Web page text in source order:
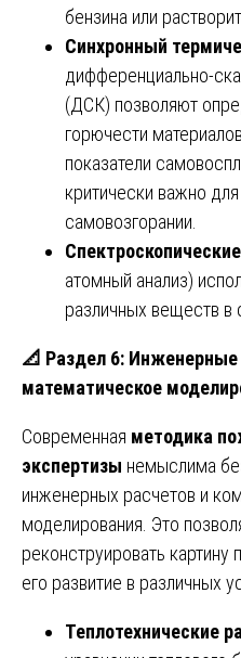
бензина или
Синхронный
дифференциально-
(ДСК) позволяют
горючести
показатели
критически важно
самовозгорании.
атомный анализ)
различных веществ в
📐 Раздел 6:
математическое
Современная методика
экспертизы немыслима
инженерных расчетов и
моделирования. Это
реконструировать картину
его развитие в различных
Теплотехнические